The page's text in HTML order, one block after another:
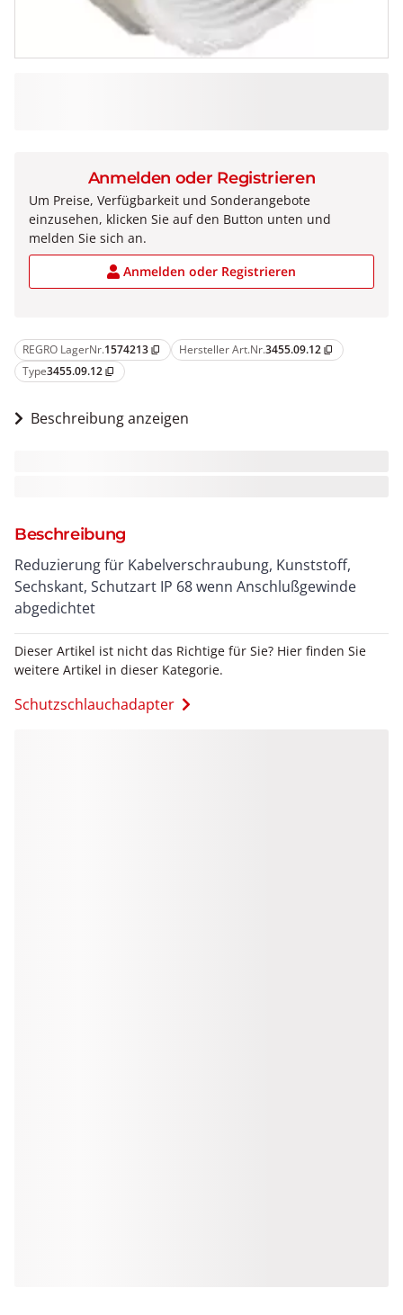
REGRO LagerNr.1574213 content_copy Hersteller Art.Nr.3455.09.12 content_copy
Type3455.09.12 content_copy
Beschreibung anzeigen
Beschreibung
Reduzierung für Kabelverschraubung, Kunststoff,
Sechskant, Schutzart IP 68 wenn Anschlußgewinde
abgedichtet
Dieser Artikel ist nicht das Richtige für Sie? Hier finden Sie
weitere Artikel in dieser Kategorie.
Schutzschlauchadapter
Anmelden oder Registrieren
Um Preise, Verfügbarkeit und Sonderangebote
einzusehen, klicken Sie auf den Button unten und
melden Sie sich an.
Anmelden oder Registrieren